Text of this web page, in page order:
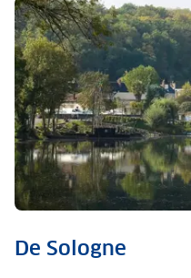
De Sologne